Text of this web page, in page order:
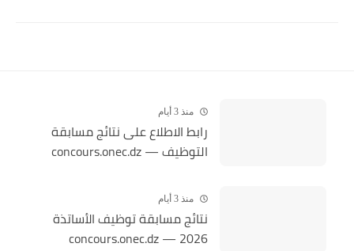
منذ 3 أيام
رابط الاطلاع على نتائج مسابقة
التوظيف — concours.onec.dz
منذ 3 أيام
نتائج مسابقة توظيف الأساتذة
2026 — concours.onec.dz